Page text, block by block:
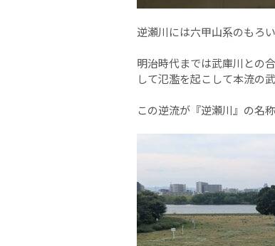
逆瀬川には六甲山系のもろ
明治時代までは武庫川との
して氾濫を起こして本流の
この逆流が『逆瀬川』の名